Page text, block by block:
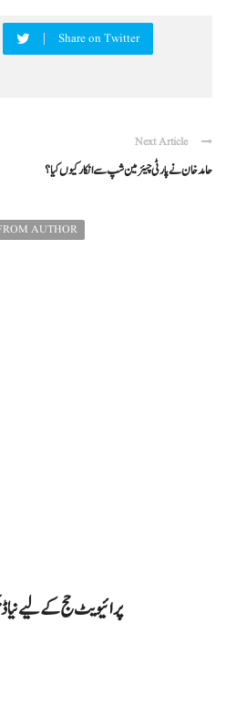
Share on Twitter
Next Article
حامد خان نے پارٹی چیئرمین شپ سے انکار کیوں کیا ؟
AUTHOR
پرائیویٹ حج کے لیے نیا